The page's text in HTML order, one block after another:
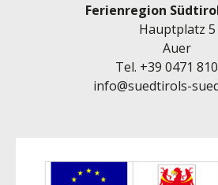
Ferienregion
Hauptplatz 5
Auer
Tel. +39 0471
info@suedtirols-